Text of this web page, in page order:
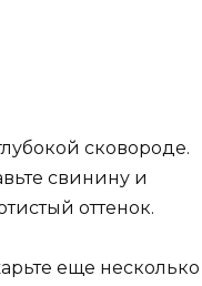
сковороде.
свинину и
оттенок.
еще несколько